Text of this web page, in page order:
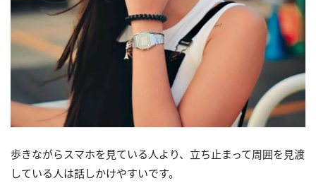
歩きながらスマホを見ている人より、立ち止まって周囲を見渡
している人は話しかけやすいです。